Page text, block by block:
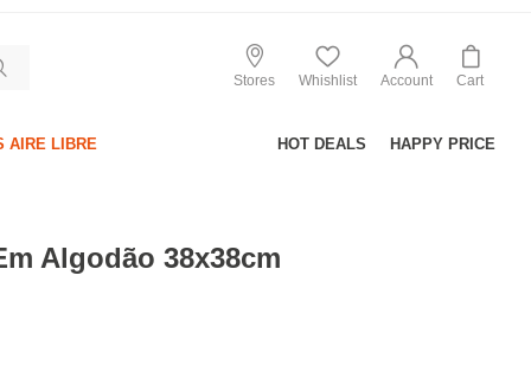
Stores Whishlist Account Cart
AIRE LIBRE HOT DEALS HAPPY PRICE
Algodão 38x38cm